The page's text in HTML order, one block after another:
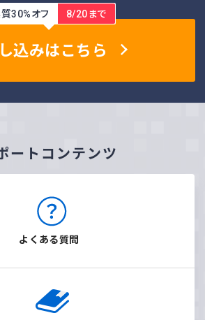
30%オフ 8/20まで
込みはこちら
ートコンテンツ
よくある質問